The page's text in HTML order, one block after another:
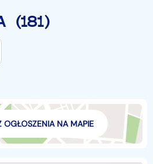
(181)
OGŁOSZENIA NA MAPIE